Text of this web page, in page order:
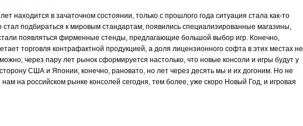
находится в зачаточном состоянии, только с прошлого года ситуация стала как-то
подбираться к мировым стандартам, появились специализированные магазины,
появляться фирменные стенды, предлагающие большой выбор игр. Конечно,
торговля контрафактной продукцией, а доля лицензионного софта в этих местах не
через пару лет рынок сформируется настолько, что новые консоли и игры будут у
США и Японии, конечно, рановато, но лет через десять мы и их догоним. Но не
на российском рынке консолей сегодня, тем более, уже скоро Новый Год, и игровая